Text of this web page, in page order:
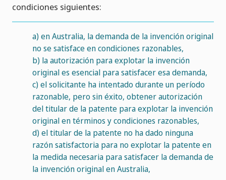
condiciones siguientes:
a) en Australia, la demanda de la invención original
no se satisface en condiciones razonables,
b) la autorización para explotar la invención
original es esencial para satisfacer esa demanda,
c) el solicitante ha intentado durante un período
razonable, pero sin éxito, obtener autorización
del titular de la patente para explotar la invención
original en términos y condiciones razonables,
d) el titular de la patente no ha dado ninguna
razón satisfactoria para no explotar la patente en
la medida necesaria para satisfacer la demanda de
la invención original en Australia,